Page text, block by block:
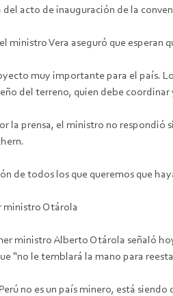
acto de inauguración de la
ministro Vera aseguró que esperan
muy importante para el país.
del terreno, quien debe
la prensa, el ministro no respondió
de todos los que queremos que
ministro Otárola
ministro Alberto Otárola señaló
“no le temblará la mano para
no es un país minero, está